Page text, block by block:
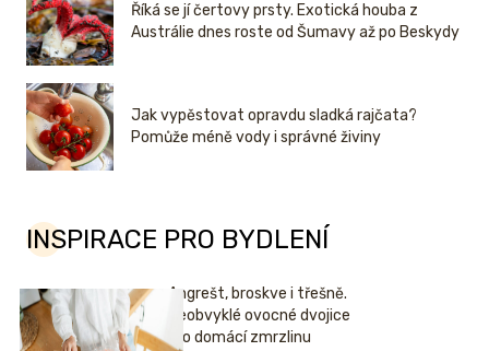
Říká se jí čertovy prsty. Exotická houba z
Austrálie dnes roste od Šumavy až po Beskydy
Jak vypěstovat opravdu sladká rajčata?
Pomůže méně vody i správné živiny
INSPIRACE PRO BYDLENÍ
Angrešt, broskve i třešně.
Neobvyklé ovocné dvojice
pro domácí zmrzlinu